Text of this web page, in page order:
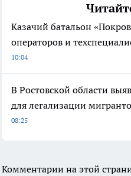
Казачий батальон
операторов и
10:04
В Ростовской области
для легализации
08:25
Комментарии на этой